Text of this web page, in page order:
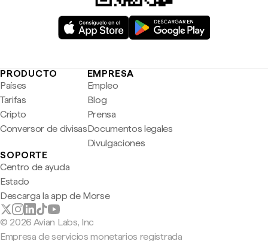
PRODUCTO
Países
Tarifas
Cripto
Conversor de divisas
EMPRESA
Empleo
Blog
Prensa
Documentos legales
Divulgaciones
SOPORTE
Centro de ayuda
Estado
Descarga la app de Morse
© 2026 Avian Labs, Inc
Empresa de servicios monetarios registrada